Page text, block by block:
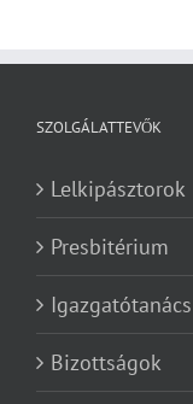
SZOLGÁLATTEVŐK
Lelkipásztorok
Presbitérium
Igazgatótanács
Bizottságok